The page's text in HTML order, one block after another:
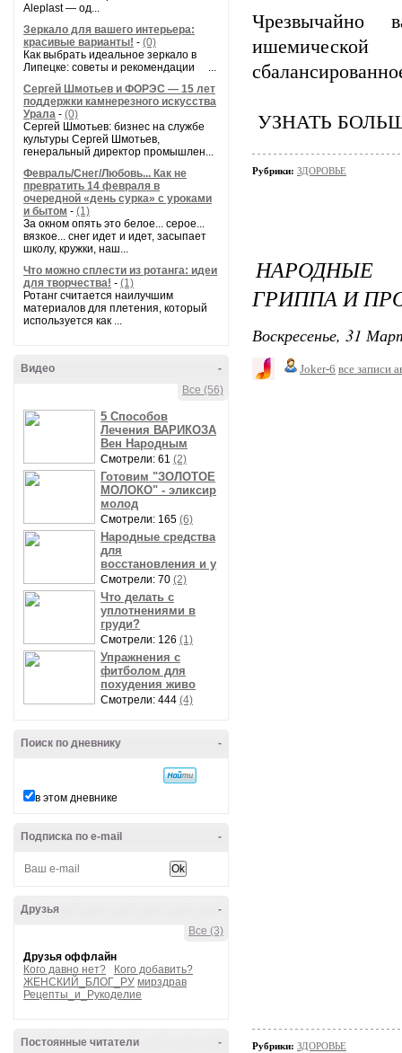
Aleplast — од...
Зеркало для вашего интерьера:
красивые варианты! - (0)
Как выбрать идеальное зеркало в
Липецке: советы и рекомендации ...
Сергей Шмотьев и ФОРЭС — 15 лет
поддержки камнерезного искусства
Урала - (0)
Сергей Шмотьев: бизнес на службе
культуры Сергей Шмотьев,
генеральный директор промышлен...
Февраль/Снег/Любовь... Как не
превратить 14 февраля в
очередной «день сурка» с уроками
и бытом - (1)
За окном опять это белое... серое...
вязкое... снег идет и идет, засыпает
школу, кружки, наш...
Что можно сплести из ротанга: идеи
для творчества! - (1)
Ротанг считается наилучшим
материалов для плетения, который
используется как ...
-
Видео
Все (56)
5 Способов
Лечения ВАРИКОЗА
Вен Народным
Смотрели: 61 (2)
Готовим "ЗОЛОТОЕ
МОЛОКО" - эликсир
молод
Смотрели: 165 (6)
Народные средства
для
восстановления и у
Смотрели: 70 (2)
Что делать с
уплотнениями в
груди?
Смотрели: 126 (1)
Упражнения с
фитболом для
похудения живо
Смотрели: 444 (4)
-
Поиск по дневнику
в этом дневнике
-
Подписка по e-mail
-
Друзья
Все (3)
Друзья оффлайн
Кого давно нет?
Кого добавить?
ЖЕНСКИЙ_БЛОГ_РУ мирздрав
Рецепты_и_Рукоделие
-
Постоянные читатели
Чрезвычайно
УЗНАТЬ
Рубрики: ЗДОРОВЬЕ
ГРИППА И
Воскресенье, 31
Joker-6 все записи
Рубрики: ЗДОРОВЬЕ